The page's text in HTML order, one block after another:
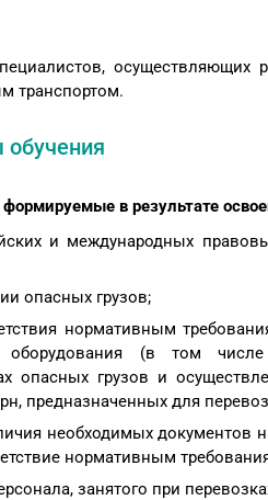
осуществляющих
транспортом.
в результате
и международных
опасных грузов;
нормативным
оборудования (в том
опасных грузов и
предназначенных для
необходимых документов
нормативным
занятого при